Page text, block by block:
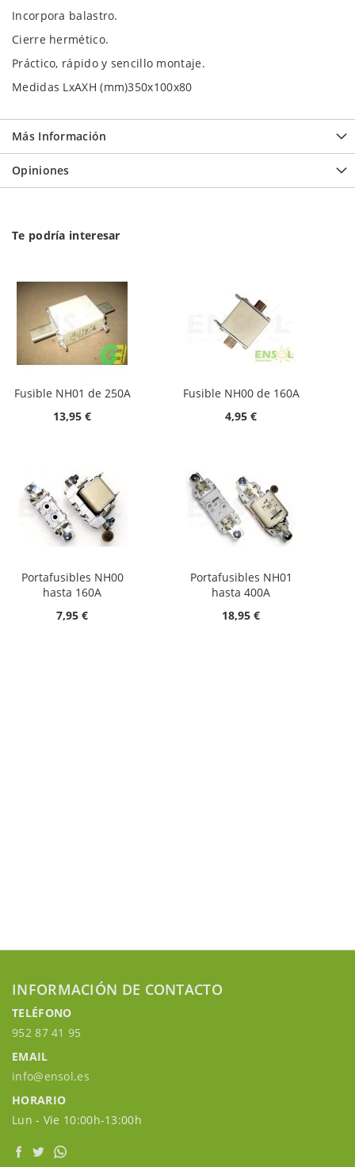
Incorpora balastro.
Cierre hermético.
Práctico, rápido y sencillo montaje.
Medidas LxAXH (mm)350x100x80
Más Información
Opiniones
Te podría interesar
Fusible NH01 de 250A
13,95 €
Fusible NH00 de 160A
4,95 €
Portafusibles NH00
hasta 160A
7,95 €
Portafusibles NH01
hasta 400A
18,95 €
INFORMACIÓN DE CONTACTO
TELÉFONO
952 87 41 95
EMAIL
info@ensol.es
HORARIO
Lun - Vie 10:00h-13:00h